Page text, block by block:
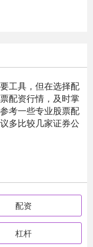
工具，但在选择配
配资行情，及时掌
考一些专业股票配
多比较几家证券公
配资
杠杆